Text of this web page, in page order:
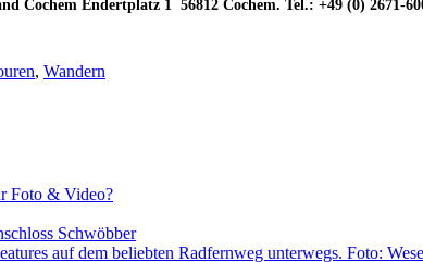
Cochem Endertplatz 1 56812 Cochem. Tel.: +49 (0) 2671-
, Wandern
Foto & Video?
Schwöbber